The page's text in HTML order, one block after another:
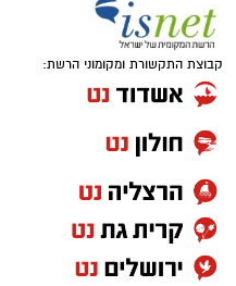
קבוצת התקשורת ומקומוני הרשת: